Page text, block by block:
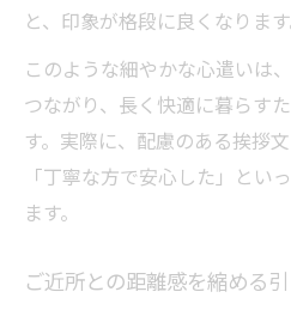
と、印象が格段に良くなります
このような細やかな心遣いは
つながり、長く快適に暮らす
す。実際に、配慮のある挨拶
「丁寧な方で安心した」とい
ます。
ご近所との距離感を縮める